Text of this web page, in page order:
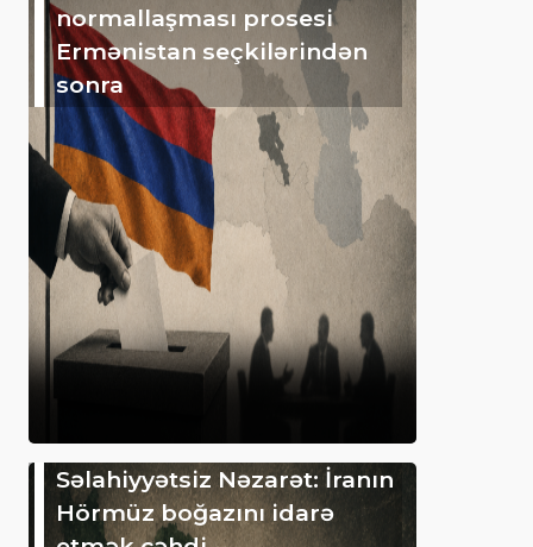
normallaşması prosesi
Ermənistan seçkilərindən
sonra
Səlahiyyətsiz Nəzarət: İranın
Hörmüz boğazını idarə